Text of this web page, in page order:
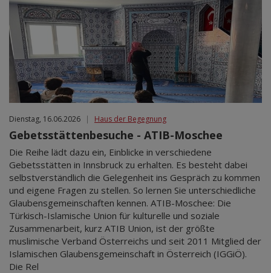
Nov 2026
Dez 2026
Jan 2027
Feb 2027
Mär 2027
Apr 2027
Mai 2027
Jun 2027
Jul 2027
Dienstag, 16.06.2026 | Haus der Begegnung
Gebetsstättenbesuche - ATIB-Moschee
Die Reihe lädt dazu ein, Einblicke in verschiedene
Gebetsstätten in Innsbruck zu erhalten. Es besteht dabei
selbstverständlich die Gelegenheit ins Gespräch zu kommen
und eigene Fragen zu stellen. So lernen Sie unterschiedliche
Glaubensgemeinschaften kennen. ATIB-Moschee: Die
Türkisch-Islamische Union für kulturelle und soziale
Zusammenarbeit, kurz ATIB Union, ist der größte
muslimische Verband Österreichs und seit 2011 Mitglied der
Islamischen Glaubensgemeinschaft in Österreich (IGGiÖ).
Die Rel